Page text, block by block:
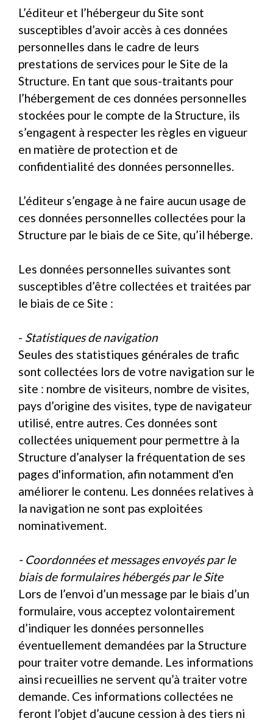
L’éditeur et l’hébergeur du Site sont
susceptibles d’avoir accès à ces données
personnelles dans le cadre de leurs
prestations de services pour le Site de la
Structure. En tant que sous-traitants pour
l’hébergement de ces données personnelles
stockées pour le compte de la Structure, ils
s’engagent à respecter les règles en vigueur
en matière de protection et de
confidentialité des données personnelles.
L’éditeur s’engage à ne faire aucun usage de
ces données personnelles collectées pour la
Structure par le biais de ce Site, qu’il héberge.
Les données personnelles suivantes sont
susceptibles d’être collectées et traitées par
le biais de ce Site :
- Statistiques de navigation
Seules des statistiques générales de trafic
sont collectées lors de votre navigation sur le
site : nombre de visiteurs, nombre de visites,
pays d’origine des visites, type de navigateur
utilisé, entre autres. Ces données sont
collectées uniquement pour permettre à la
Structure d’analyser la fréquentation de ses
pages d'information, afin notamment d'en
améliorer le contenu. Les données relatives à
la navigation ne sont pas exploitées
nominativement.
- Coordonnées et messages envoyés par le
biais de formulaires hébergés par le Site
Lors de l’envoi d’un message par le biais d’un
formulaire, vous acceptez volontairement
d’indiquer les données personnelles
éventuellement demandées par la Structure
pour traiter votre demande. Les informations
ainsi recueillies ne servent qu’à traiter votre
demande. Ces informations collectées ne
feront l’objet d’aucune cession à des tiers ni